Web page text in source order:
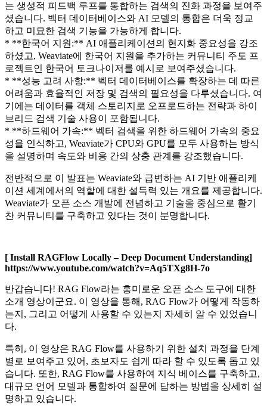
는 생성적 피드백 루프를 통합하는 검색의 진화 과정을 보여주
셨습니다. 벡터 데이터베이스와 AI 모델의 통합은 더욱 정교
하고 미묘한 검색 기능을 가능하게 합니다.
* **한국어 지원:** AI 애플리케이션의 현지화 중요성을 강조
하셨고, Weaviate에 한국어 지원을 추가하는 커뮤니티 주도 프
로젝트인 한국어 토크나이저를 예시로 보여주셨습니다.
* **성능 고려 사항:** 벡터 데이터베이스를 확장하는 데 따른
어려움과 효율적인 저장 및 검색의 필요성을 다루셨습니다. 여
기에는 데이터를 객체 스토리지로 오프로드하는 전략과 하이
브리드 검색 기술 사용이 포함됩니다.
* **하드웨어 가속:** 벡터 검색을 위한 하드웨어 가속의 중요
성을 인식하고, Weaviate가 CPU와 GPU를 모두 사용하는 방식
을 설명하며 속도와 비용 간의 상충 관계를 강조했습니다.
전반적으로 이 발표는 Weaviate와 급변하는 AI 기반 애플리케
이션 세계에서의 역할에 대한 설득력 있는 개요를 제공합니다.
Weaviate가 오픈 소스 개발에 전념하고 기술을 중심으로 활기
찬 커뮤니티를 구축하고 있다는 것이 분명합니다.
[ Install RAGFlow Locally – Deep Document Understanding]
https://www.youtube.com/watch?v=Aq5TXg8H-7o
반갑습니다! RAG Flow라는 흥미로운 오픈 소스 도구에 대한
소개 영상이군요. 이 영상을 통해, RAG Flow가 어떻게 작동하
는지, 그리고 어떻게 사용할 수 있는지 자세히 알 수 있었습니
다.
특히, 이 영상은 RAG Flow를 사용하기 위한 설치 과정을 단계
별로 보여주고 있어, 초보자도 쉽게 따라 할 수 있도록 돕고 있
습니다. 또한, RAG Flow를 사용하여 지식 베이스를 구축하고,
대규모 언어 모델과 통합하여 질문에 답하는 방법을 상세히 설
명하고 있습니다.